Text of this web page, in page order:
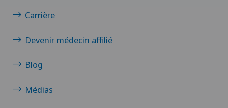
Carrière
Devenir médecin affilié
Blog
Médias